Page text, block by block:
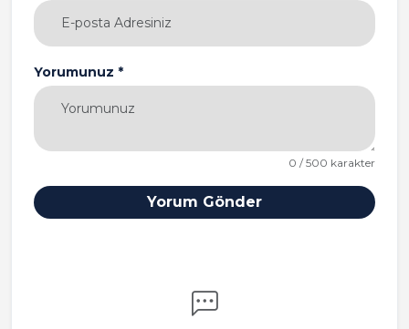
Yorumunuz *
0 / 500 karakter
Yorum Gönder